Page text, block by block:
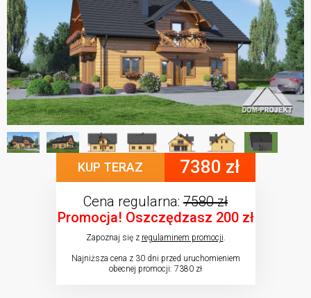
KUP TERAZ 7380 zł
Cena regularna: 7580 zł
Promocja! Oszczędzasz 200 zł
Zapoznaj się z regulaminem promocji
Najniższa cena z 30 dni przed uruchomieniem
obecnej promocji: 7380 zł